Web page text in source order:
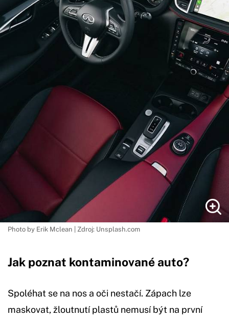
Photo by Erik Mclean | Zdroj: Unsplash.com
Jak poznat kontaminované auto?
Spoléhat se na nos a oči nestačí. Zápach lze
maskovat, žloutnutí plastů nemusí být na první